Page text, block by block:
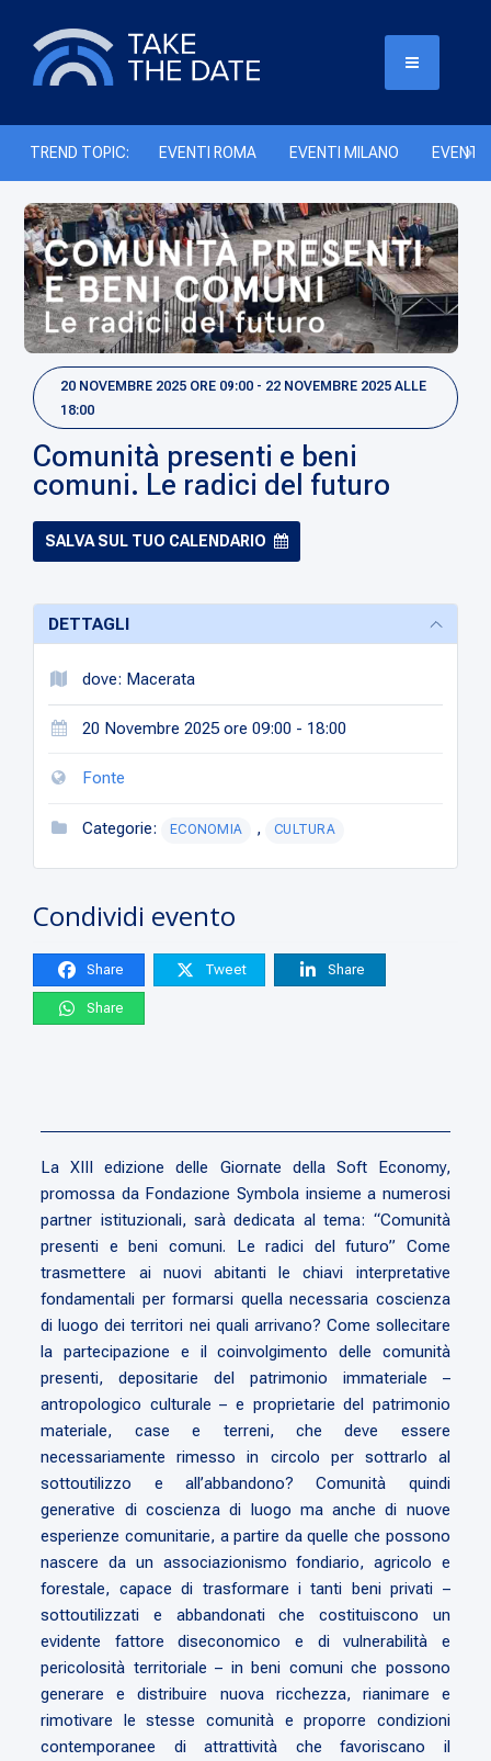
TREND TOPIC: EVENTI ROMA EVENTI MILANO EVENTI
20 NOVEMBRE 2025 ORE 09:00 - 22 NOVEMBRE 2025 ALLE
18:00
Comunità presenti e beni
comuni. Le radici del futuro
SALVA SUL TUO CALENDARIO
DETTAGLI
dove: Macerata
20 Novembre 2025 ore 09:00 - 18:00
Fonte
Categorie: ECONOMIA , CULTURA
Condividi evento
Share Tweet Share
Share
La XIII edizione delle Giornate della Soft Economy,
promossa da Fondazione Symbola insieme a numerosi
partner istituzionali, sarà dedicata al tema: “Comunità
presenti e beni comuni. Le radici del futuro” Come
trasmettere ai nuovi abitanti le chiavi interpretative
fondamentali per formarsi quella necessaria coscienza
di luogo dei territori nei quali arrivano? Come sollecitare
la partecipazione e il coinvolgimento delle comunità
presenti, depositarie del patrimonio immateriale –
antropologico culturale – e proprietarie del patrimonio
materiale, case e terreni, che deve essere
necessariamente rimesso in circolo per sottrarlo al
sottoutilizzo e all’abbandono? Comunità quindi
generative di coscienza di luogo ma anche di nuove
esperienze comunitarie, a partire da quelle che possono
nascere da un associazionismo fondiario, agricolo e
forestale, capace di trasformare i tanti beni privati –
sottoutilizzati e abbandonati che costituiscono un
evidente fattore diseconomico e di vulnerabilità e
pericolosità territoriale – in beni comuni che possono
generare e distribuire nuova ricchezza, rianimare e
rimotivare le stesse comunità e proporre condizioni
contemporanee di attrattività che favoriscano il